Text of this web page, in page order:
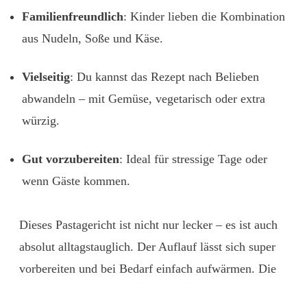
Familienfreundlich: Kinder lieben die Kombination
aus Nudeln, Soße und Käse.
Vielseitig: Du kannst das Rezept nach Belieben
abwandeln – mit Gemüse, vegetarisch oder extra
würzig.
Gut vorzubereiten: Ideal für stressige Tage oder
wenn Gäste kommen.
Dieses Pastagericht ist nicht nur lecker – es ist auch
absolut alltagstauglich. Der Auflauf lässt sich super
vorbereiten und bei Bedarf einfach aufwärmen. Die